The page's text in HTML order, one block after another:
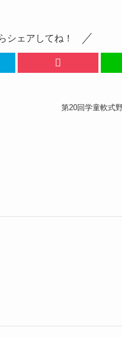
シェアしてね！
第20回学童軟式